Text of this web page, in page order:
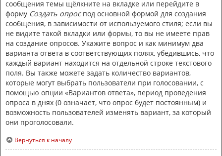
сообщения темы щёлкните на вкладке или перейдите в
форму Создать опроспод основной формой для создания
сообщения, в зависимости от используемого стиля; если вы
не видите такой вкладки или формы, то вы не имеете прав
на создание опросов. Укажите вопрос и как минимум два
варианта ответа в соответствующих полях, убедившись, что
каждый вариант находится на отдельной строке текстового
поля. Вы также можете задать количество вариантов,
которые могут выбрать пользователи при голосовании, с
помощью опции «Вариантов ответа», период проведения
опроса в днях (0 означает, что опрос будет постоянным) и
возможность пользователей изменять вариант, за который
они проголосовали.
Вернуться к началу